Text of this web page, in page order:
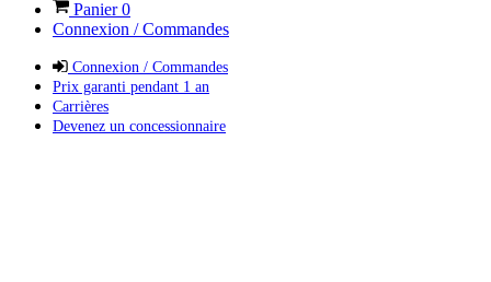
Panier0
Connexion / Commandes
Connexion / Commandes
Prix garanti pendant 1 an
Carrières
Devenez un concessionnaire